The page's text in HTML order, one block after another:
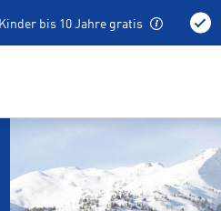
Kinder bis 10 Jahre gratis